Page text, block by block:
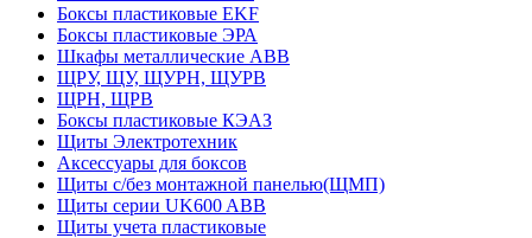
Боксы пластиковые EKF
Боксы пластиковые ЭРА
Шкафы металлические ABB
ЩРУ, ЩУ, ЩУРН, ЩУРВ
ЩРН, ЩРВ
Боксы пластиковые КЭАЗ
Щиты Электротехник
Аксессуары для боксов
Щиты с/без монтажной панелью(ЩМП)
Щиты серии UK600 ABB
Щиты учета пластиковые